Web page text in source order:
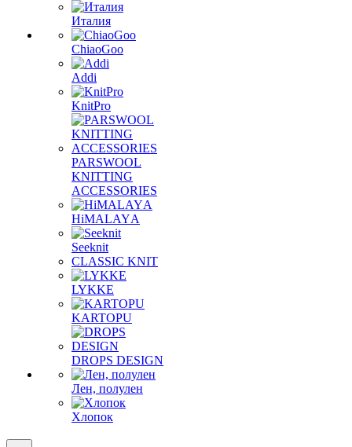
Италия
ChiaoGoo
Addi
KnitPro
PARSWOOL
KNITTING
ACCESSORIES
HiMALAYА
Seeknit
CLASSIC KNIT
LYKKE
KАRTOPU
DROPS DЕSIGN
Лен, полулен
Хлопок